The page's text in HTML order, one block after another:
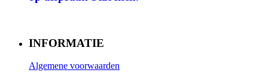
INFORMATIE
Algemene voorwaarden